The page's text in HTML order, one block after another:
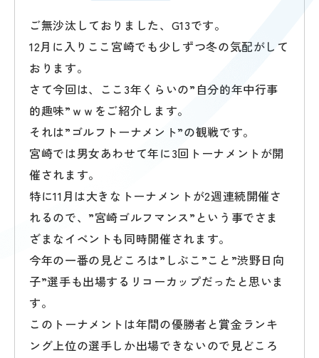
ご無沙汰しておりました、G13です。
12月に入りここ宮崎でも少しずつ冬の気配がして
おります。
さて今回は、ここ3年くらいの”自分的年中行事
的趣味”ｗｗをご紹介します。
それは”ゴルフトーナメント”の観戦です。
宮崎では男女あわせて年に3回トーナメントが開
催されます。
特に11月は大きなトーナメントが2週連続開催さ
れるので、”宮崎ゴルフマンス”という事でさま
ざまなイベントも同時開催されます。
今年の一番の見どころは”しぶこ”こと”渋野日向
子”選手も出場するリコーカップだったと思いま
す。
このトーナメントは年間の優勝者と賞金ランキ
ング上位の選手しか出場できないので見どころ